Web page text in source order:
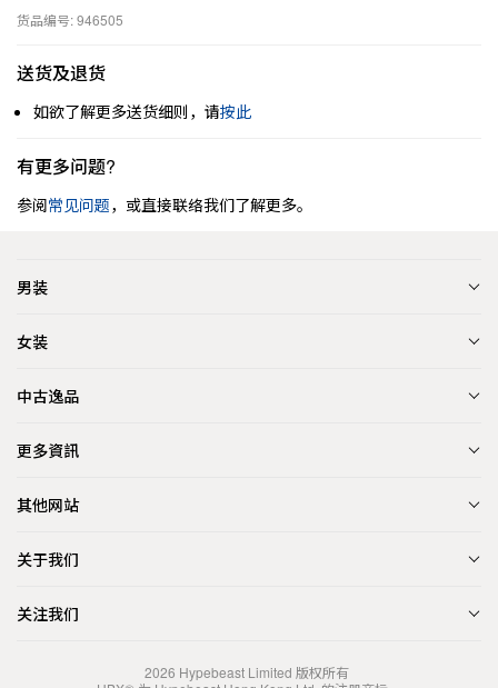
货品编号: 946505
送货及退货
如欲了解更多送货细则，请按此
有更多问题?
参阅常见问题，或直接联络我们了解更多。
男装
女装
中古逸品
更多資訊
其他网站
关于我们
关注我们
2026 Hypebeast Limited 版权所有